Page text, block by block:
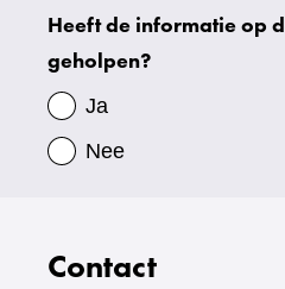
Uw
gegevens
Heeft de informatie op
geholpen?
Ja
Nee
Contact